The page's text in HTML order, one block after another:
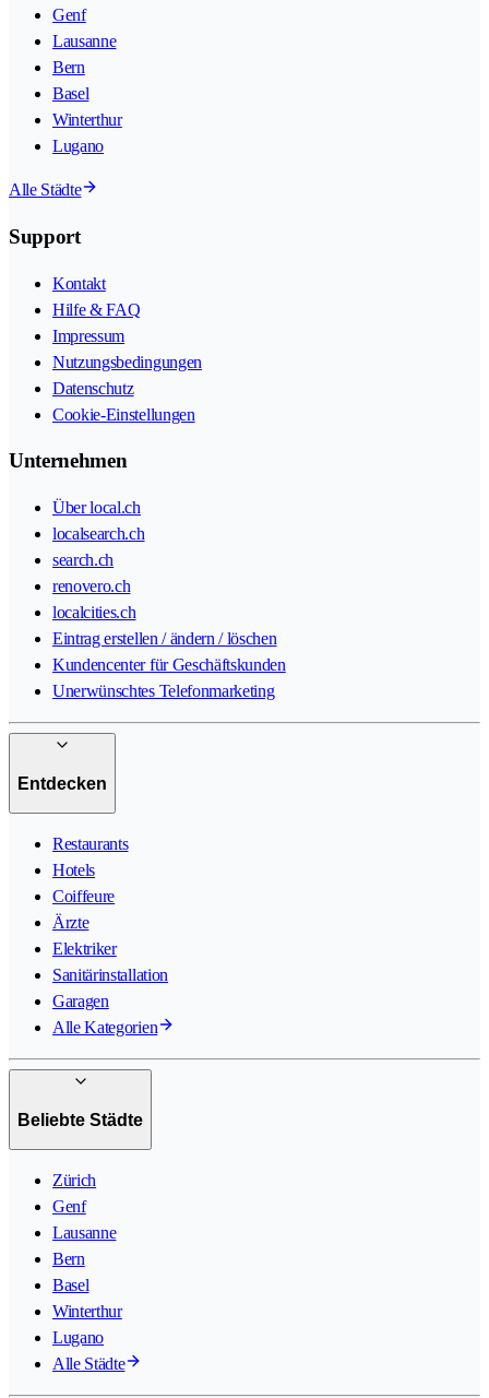
Genf
Lausanne
Bern
Basel
Winterthur
Lugano
Alle Städte
Support
Kontakt
Hilfe & FAQ
Impressum
Nutzungsbedingungen
Datenschutz
Cookie-Einstellungen
Unternehmen
Über local.ch
localsearch.ch
search.ch
renovero.ch
localcities.ch
Eintrag erstellen / ändern / löschen
Kundencenter für Geschäftskunden
Unerwünschtes Telefonmarketing
Entdecken
Restaurants
Hotels
Coiffeure
Ärzte
Elektriker
Sanitärinstallation
Garagen
Alle Kategorien
Beliebte Städte
Zürich
Genf
Lausanne
Bern
Basel
Winterthur
Lugano
Alle Städte